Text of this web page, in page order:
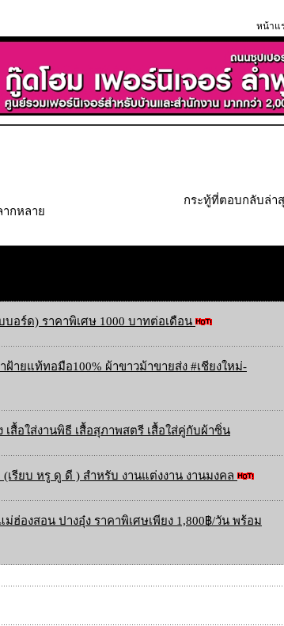
หน้าแ
กหลาย
กระทู้ที่ตอบกลับล่า
อร์ด) ราคาพิเศษ 1000 บาทต่อเดือน
ายแท้ทอมือ100% ผ้าขาวม้าขายส่ง #เชียงใหม่-
เสื้อใส่งานพิธี เสื้อสุภาพสตรี เสื้อใส่คู่กับผ้าซิ่น
เรียบ หรู ดู ดี ) สำหรับ งานแต่งงาน งานมงคล
ฮ่องสอน ปางอุ๋ง ราคาพิเศษเพียง 1,800฿/วัน พร้อม